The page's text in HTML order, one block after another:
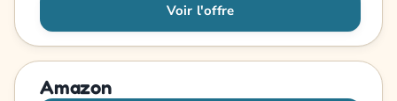
Voir l'offre
Amazon